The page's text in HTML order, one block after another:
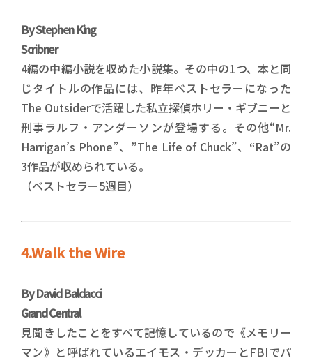
By Stephen King
Scribner
4編の中編小説を収めた小説集。その中の1つ、本と同
じタイトルの作品には、昨年ベストセラーになった
The Outsiderで活躍した私立探偵ホリー・ギブニーと
刑事ラルフ・アンダーソンが登場する。その他“Mr.
Harrigan’s Phone”、”The Life of Chuck”、“Rat”の
3作品が収められている。
（ベストセラー5週目）
4.Walk the Wire
By David Baldacci
Grand Central
見聞きしたことをすべて記憶しているので《メモリー
マン》と呼ばれているエイモス・デッカーとFBIでパ